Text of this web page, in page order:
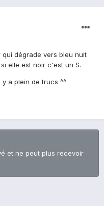
qui dégrade vers bleu nuit
elle est noir c'est un S.
a plein de trucs ^^
et ne peut plus recevoir